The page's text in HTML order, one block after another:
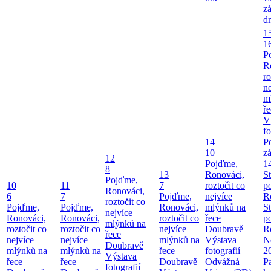
10
6
Pojďme,
Ronováci,
roztočit co
nejvíce
mlýnků na
řece
11
7
Pojďme,
Ronováci,
roztočit co
nejvíce
mlýnků na
řece
12
8
Pojďme,
Ronováci,
roztočit co
nejvíce
mlýnků na
řece
Doubravě
Výstava
fotografií
13
7
Pojďme,
Ronováci,
roztočit co
nejvíce
mlýnků na
řece
Doubravě
14
10
Pojďme,
Ronováci,
roztočit co
nejvíce
mlýnků na
řece
Doubravě
Výstava
fotografií
Odvážná